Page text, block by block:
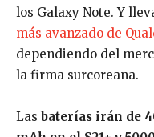
los Galaxy Note. Y
más avanzado de
dependiendo del
la firma surcoreana.
Las baterías irán de